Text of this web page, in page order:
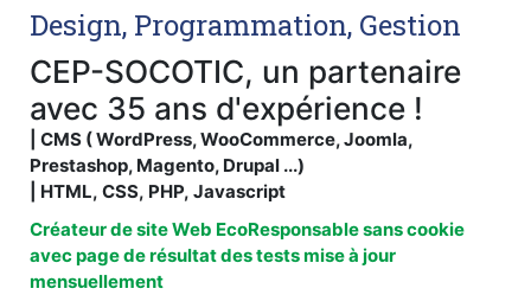
Design, Programmation, Gestion
CEP-SOCOTIC, un partenaire
avec 35 ans d'expérience !
| CMS ( WordPress, WooCommerce, Joomla,
Prestashop, Magento, Drupal ...)
| HTML, CSS, PHP, Javascript
Créateur de site Web EcoResponsable sans cookie
avec page de résultat des tests mise à jour
mensuellement